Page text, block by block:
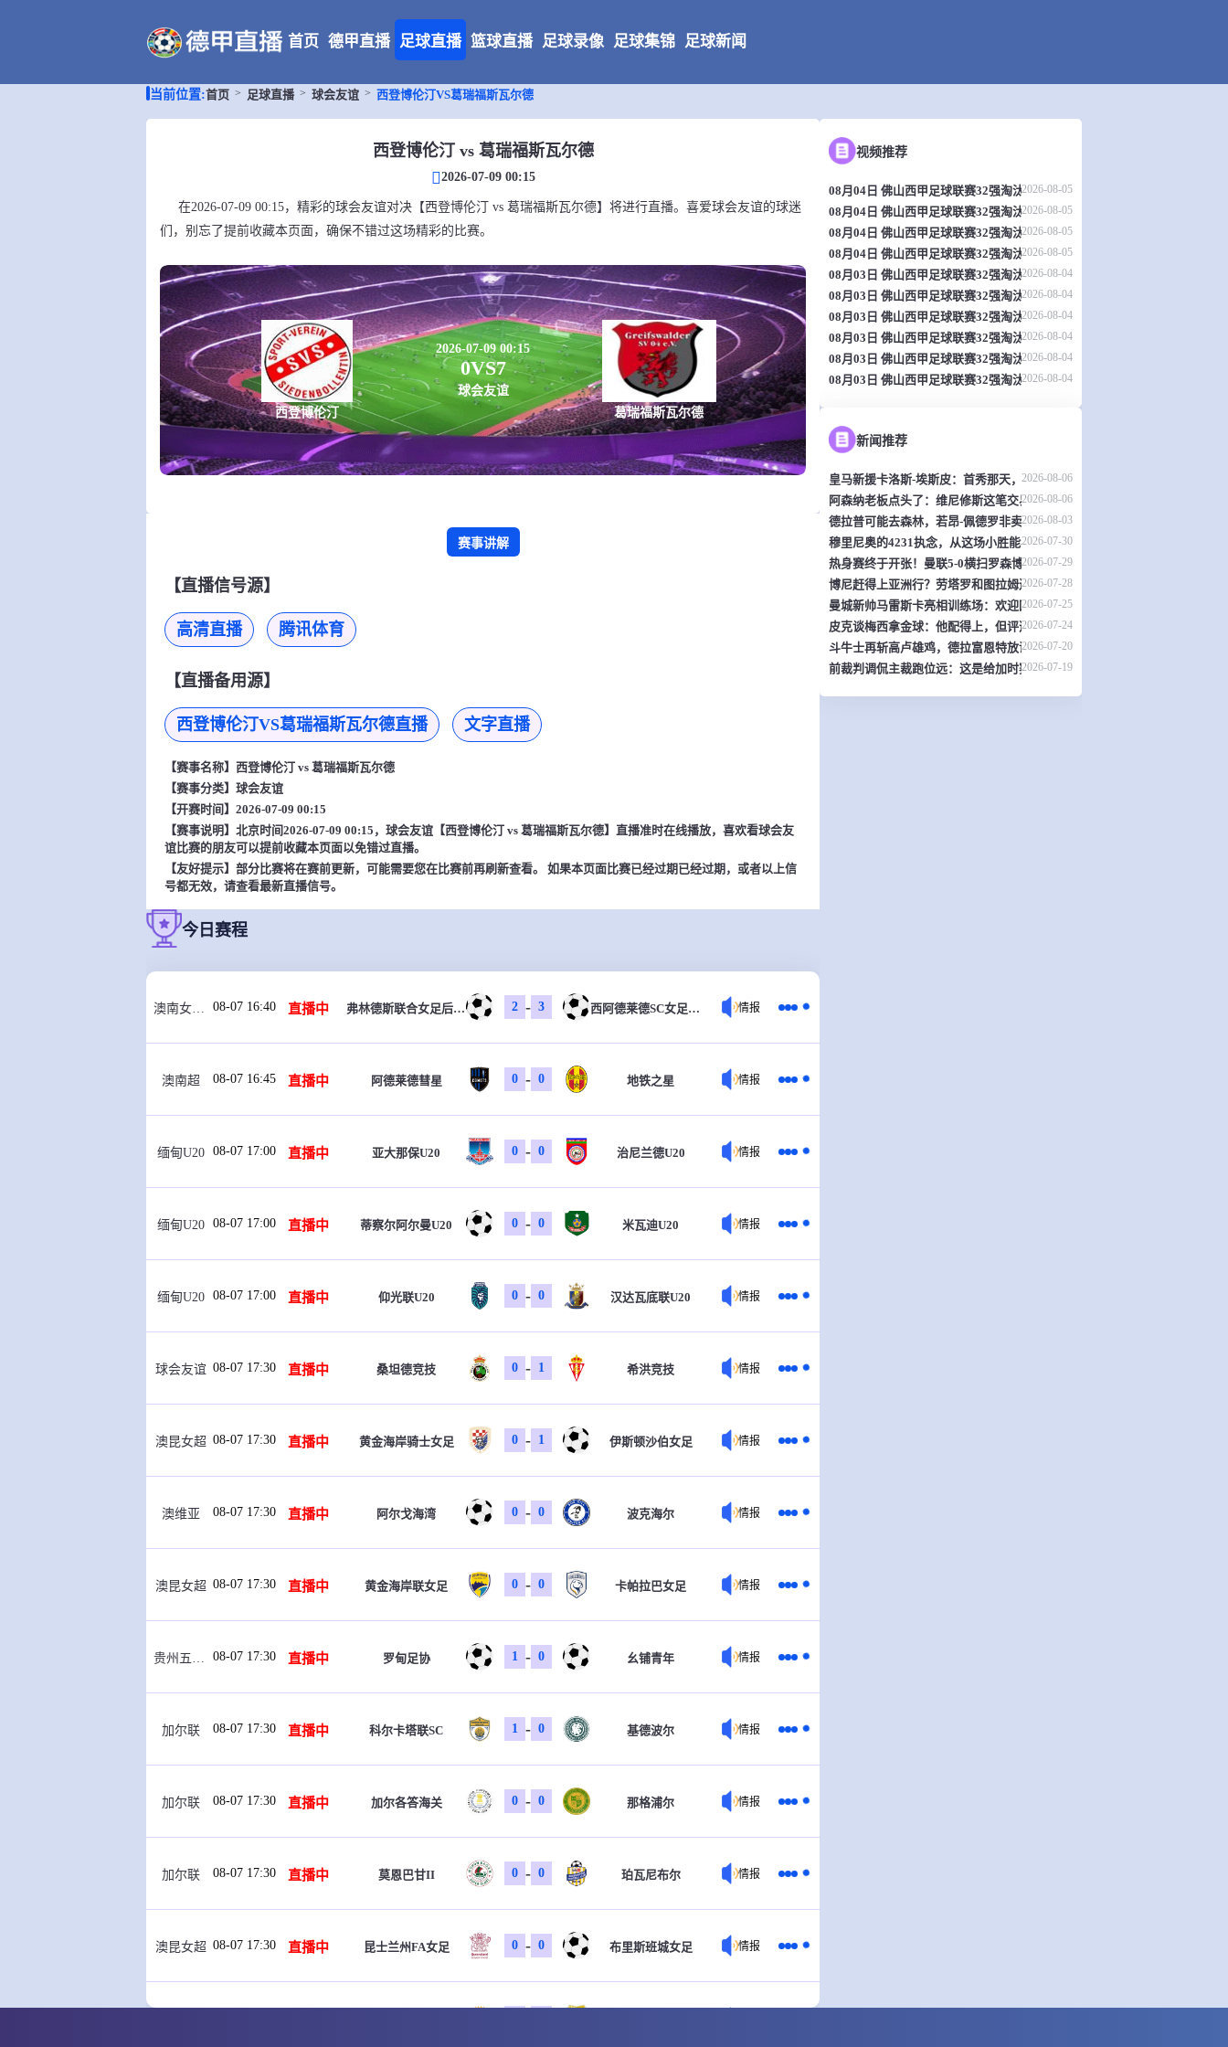
首页 德甲直播 足球直播 篮球直播 足球录像 足球集锦 足球新闻
当前位置:首页 足球直播 球会友谊 西登博伦汀VS葛瑞福斯瓦尔德
西登博伦汀 vs 葛瑞福斯瓦尔德
2026-07-09 00:15
在2026-07-09 00:15，精彩的球会友谊对决【西登博伦汀 vs 葛瑞福斯瓦尔德】将进行直播。喜爱球会友谊的球迷
们，别忘了提前收藏本页面，确保不错过这场精彩的比赛。
西登博伦汀
2026-07-09 00:15
0VS7
球会友谊
葛瑞福斯瓦尔德
赛事讲解
【直播信号源】
高清直播 腾讯体育
【直播备用源】
西登博伦汀VS葛瑞福斯瓦尔德直播 文字直播
【赛事名称】 西登博伦汀 vs 葛瑞福斯瓦尔德
【赛事分类】 球会友谊
【开赛时间】2026-07-09 00:15
【赛事说明】北京时间2026-07-09 00:15，球会友谊【西登博伦汀 vs 葛瑞福斯瓦尔德】直播准时在线播放，喜欢看球会友
谊比赛的朋友可以提前收藏本页面以免错过直播。
【友好提示】部分比赛将在赛前更新，可能需要您在比赛前再刷新查看。 如果本页面比赛已经过期已经过期，或者以上信
号都无效，请查看最新直播信号。
今日赛程
澳南女后备 08-07 16:40 直播中 弗林德斯联合女足后备队 2 - 3 西阿德莱德SC女足后备队 情报
澳南超 08-07 16:45 直播中 阿德莱德彗星 0 - 0 地铁之星 情报
缅甸U20 08-07 17:00 直播中 亚大那保U20 0 - 0 治尼兰德U20 情报
缅甸U20 08-07 17:00 直播中 蒂察尔阿尔曼U20 0 - 0 米瓦迪U20 情报
缅甸U20 08-07 17:00 直播中 仰光联U20 0 - 0 汉达瓦底联U20 情报
球会友谊 08-07 17:30 直播中 桑坦德竞技 0 - 1 希洪竞技 情报
澳昆女超 08-07 17:30 直播中 黄金海岸骑士女足 0 - 1 伊斯顿沙伯女足 情报
澳维亚 08-07 17:30 直播中 阿尔戈海湾 0 - 0 波克海尔 情报
澳昆女超 08-07 17:30 直播中 黄金海岸联女足 0 - 0 卡帕拉巴女足 情报
贵州五峰杯 08-07 17:30 直播中 罗甸足协 1 - 0 幺铺青年 情报
加尔联 08-07 17:30 直播中 科尔卡塔联SC 1 - 0 基德波尔 情报
加尔联 08-07 17:30 直播中 加尔各答海关 0 - 0 那格浦尔 情报
加尔联 08-07 17:30 直播中 莫恩巴甘II 0 - 0 珀瓦尼布尔 情报
澳昆女超 08-07 17:30 直播中 昆士兰州FA女足 0 - 0 布里斯班城女足 情报
视频推荐
08月04日 佛山西甲足球联赛32强淘汰赛 肇庆恒骏成 VS 三七互娱 全场录像
2026-08-05
08月04日 佛山西甲足球联赛32强淘汰赛 贪玩游戏 VS 美的薪火 全场录像
2026-08-05
08月04日 佛山西甲足球联赛32强淘汰赛 广东西南建设 VS 香港圣徒 全场录像
2026-08-05
08月04日 佛山西甲足球联赛32强淘汰赛 藝品高國際 VS 湛江狂狼·粵辉能源
2026-08-05
08月03日 佛山西甲足球联赛32强淘汰赛 广州求信 VS 顺德新青年 全场录像
2026-08-04
08月03日 佛山西甲足球联赛32强淘汰赛 广东客家青年 VS 广州英华思力U17
2026-08-04
08月03日 佛山西甲足球联赛32强淘汰赛 大塘控股 VS 茂名市点都得 全场录像
2026-08-04
08月03日 佛山西甲足球联赛32强淘汰赛 广州蜀地红 VS 广州戴拿模 全场录像
2026-08-04
08月03日 佛山西甲足球联赛32强淘汰赛 广东凤铝 VS 湛江八部科技 全场录像
2026-08-04
08月03日 佛山西甲足球联赛32强淘汰赛 三水乐民兴健力宝 VS 中国澳门澳
2026-08-04
新闻推荐
皇马新援卡洛斯-埃斯皮：首秀那天，我觉得自己是全世界最幸福的人
2026-08-06
阿森纳老板点头了：维尼修斯这笔交易，可能是英超史上最炸裂的转会？
2026-08-06
德拉普可能去森林，若昂-佩德罗非卖品？切尔西热身赛暴露不少问题
2026-08-03
穆里尼奥的4231执念，从这场小胜能看出什么？
2026-07-30
热身赛终于开张！曼联5-0横扫罗森博格，齐尔克泽传射，19岁小将惊艳全场
2026-07-29
博尼赶得上亚洲行？劳塔罗和图拉姆还得再歇两周
2026-07-28
曼城新帅马雷斯卡亮相训练场：欢迎回家！
2026-07-25
皮克谈梅西拿金球：他配得上，但评选标准？真搞不懂了
2026-07-24
斗牛士再斩高卢雄鸡，德拉富恩特放话：西班牙就是世界最强
2026-07-20
前裁判调侃主裁跑位远：这是给加时赛省体力？
2026-07-19